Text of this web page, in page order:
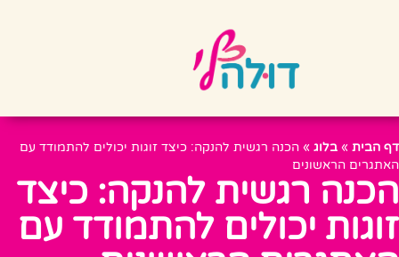
דף הבית » בלוג » הכנה רגשית להנקה: כיצד זוגות יכולים להתמודד עם
האתגרים הראשונים
הכנה רגשית להנקה: כיצד
זוגות יכולים להתמודד עם